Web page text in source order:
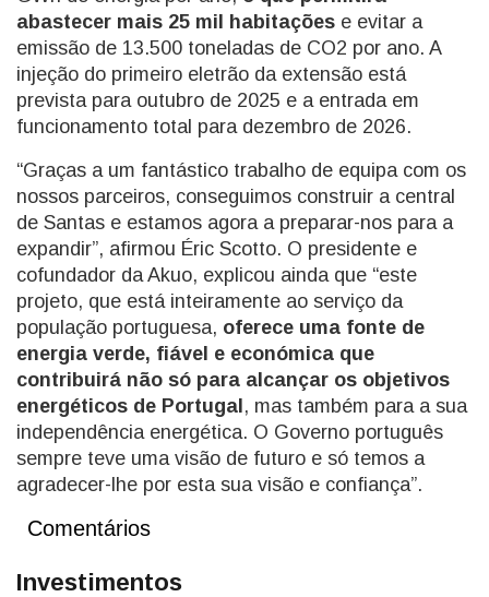
abastecer mais 25 mil habitações e evitar a
emissão de 13.500 toneladas de CO2 por ano. A
injeção do primeiro eletrão da extensão está
prevista para outubro de 2025 e a entrada em
funcionamento total para dezembro de 2026.
“Graças a um fantástico trabalho de equipa com os
nossos parceiros, conseguimos construir a central
de Santas e estamos agora a preparar-nos para a
expandir”, afirmou Éric Scotto. O presidente e
cofundador da Akuo, explicou ainda que “este
projeto, que está inteiramente ao serviço da
população portuguesa, oferece uma fonte de
energia verde, fiável e económica que
contribuirá não só para alcançar os objetivos
energéticos de Portugal , mas também para a sua
independência energética. O Governo português
sempre teve uma visão de futuro e só temos a
agradecer-lhe por esta sua visão e confiança”.
Comentários
Investimentos